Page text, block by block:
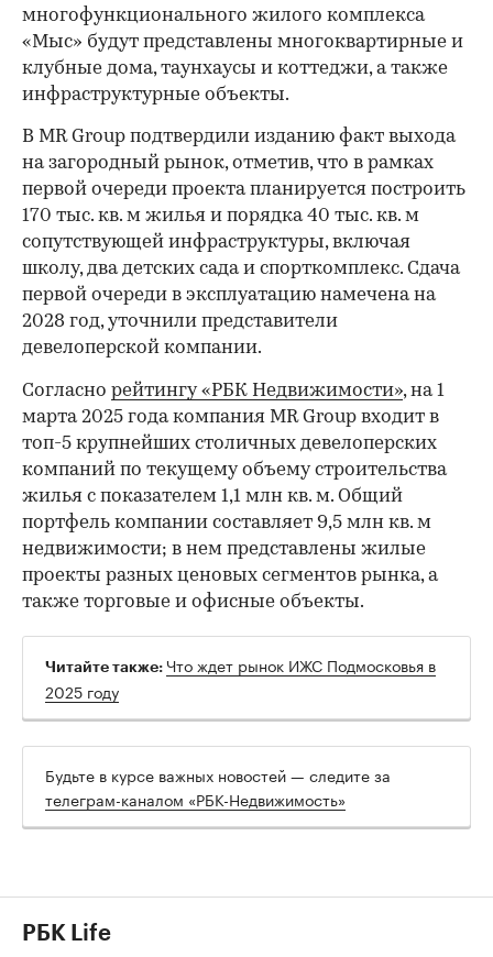
многофункционального жилого комплекса
«Мыс» будут представлены многоквартирные и
клубные дома, таунхаусы и коттеджи, а также
инфраструктурные объекты.
В MR Group подтвердили изданию факт выхода
на загородный рынок, отметив, что в рамках
первой очереди проекта планируется построить
170 тыс. кв. м жилья и порядка 40 тыс. кв. м
сопутствующей инфраструктуры, включая
школу, два детских сада и спорткомплекс. Сдача
первой очереди в эксплуатацию намечена на
2028 год, уточнили представители
девелоперской компании.
Согласно рейтингу «РБК Недвижимости», на 1
марта 2025 года компания MR Group входит в
топ-5 крупнейших столичных девелоперских
компаний по текущему объему строительства
жилья с показателем 1,1 млн кв. м. Общий
портфель компании составляет 9,5 млн кв. м
недвижимости; в нем представлены жилые
проекты разных ценовых сегментов рынка, а
также торговые и офисные объекты.
Читайте также: Что ждет рынок ИЖС Подмосковья в
2025 году
Будьте в курсе важных новостей — следите за
телеграм-каналом «РБК-Недвижимость»
РБК Life